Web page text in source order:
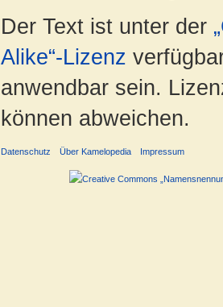
Der Text ist unter der
Alike“-Lizenz
anwendbar sein.
können abweichen.
Datenschutz Über Kamelopedia Impressum